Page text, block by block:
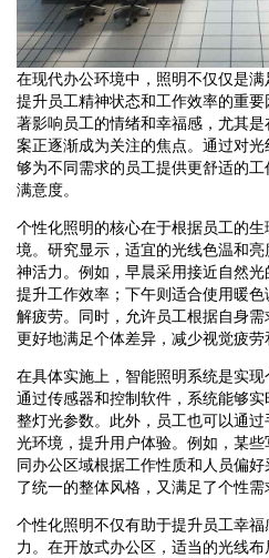
在现代办公环境中，照明不仅仅是
提升员工精神状态和工作效率的重
著影响员工的情绪和幸福感，尤其
案正逐渐成为关注的焦点。通过对
够为不同需求的员工提供更舒适的
满意度。
个性化照明的核心在于根据员工的
境。研究显示，适宜的光线色温和
神活力。例如，早晨采用接近自然光
提升工作效率；下午则适合使用暖
解疲劳。同时，允许员工根据自身
更好地满足个体差异，减少视觉疲劳
在具体实施上，智能照明系统是实现
通过传感器和控制软件，系统能够
整灯光参数。此外，员工也可以通
光环境，提升用户体验。例如，某
同办公区域根据工作性质和人员偏
了统一的整体风格，又满足了个性需
个性化照明不仅有助于提升员工幸
力。在开放式办公区，适当的光线